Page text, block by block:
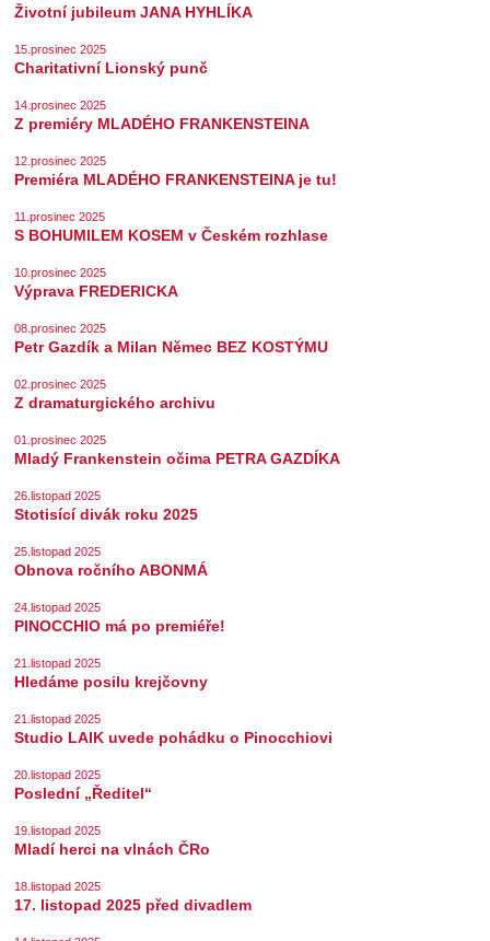
Životní jubileum JANA HYHLÍKA
15.prosinec 2025
Charitativní Lionský punč
14.prosinec 2025
Z premiéry MLADÉHO FRANKENSTEINA
12.prosinec 2025
Premiéra MLADÉHO FRANKENSTEINA je tu!
11.prosinec 2025
S BOHUMILEM KOSEM v Českém rozhlase
10.prosinec 2025
Výprava FREDERICKA
08.prosinec 2025
Petr Gazdík a Milan Němec BEZ KOSTÝMU
02.prosinec 2025
Z dramaturgického archivu
01.prosinec 2025
Mladý Frankenstein očima PETRA GAZDÍKA
26.listopad 2025
Stotisící divák roku 2025
25.listopad 2025
Obnova ročního ABONMÁ
24.listopad 2025
PINOCCHIO má po premiéře!
21.listopad 2025
Hledáme posilu krejčovny
21.listopad 2025
Studio LAIK uvede pohádku o Pinocchiovi
20.listopad 2025
Poslední „Ředitel“
19.listopad 2025
Mladí herci na vlnách ČRo
18.listopad 2025
17. listopad 2025 před divadlem